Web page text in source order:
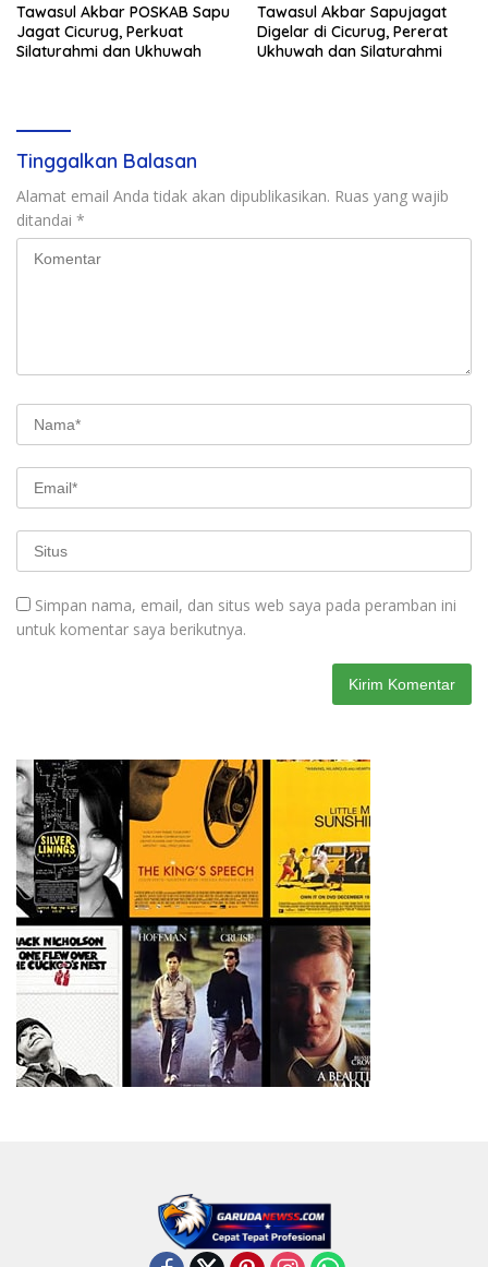
Tawasul Akbar POSKAB Sapu
Jagat Cicurug, Perkuat
Silaturahmi dan Ukhuwah
Tawasul Akbar Sapujagat
Digelar di Cicurug, Pererat
Ukhuwah dan Silaturahmi
Tinggalkan Balasan
Alamat email Anda tidak akan dipublikasikan. Ruas yang wajib
ditandai *
Simpan nama, email, dan situs web saya pada peramban ini
untuk komentar saya berikutnya.